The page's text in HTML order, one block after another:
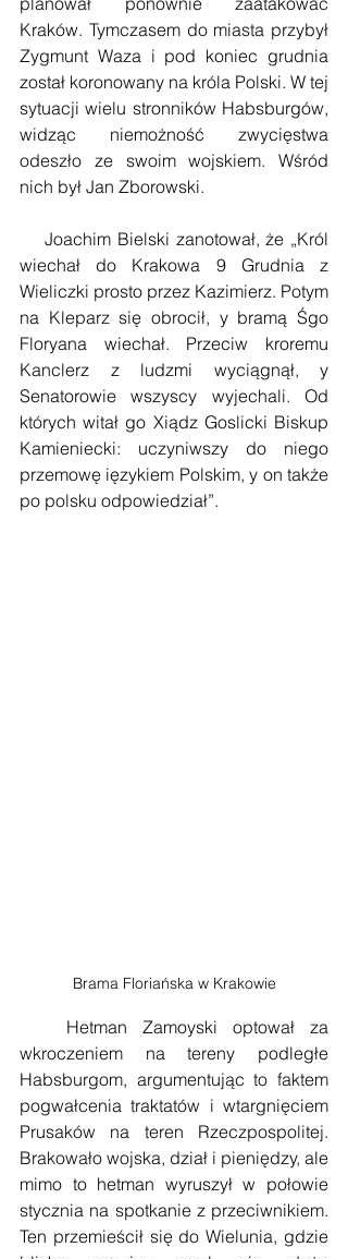
Kraków. Tymczasem do miasta przybył
Zygmunt Waza i pod koniec grudnia
został koronowany na króla Polski. W tej
sytuacji wielu stronników Habsburgów,
widząc niemożność zwycięstwa
odeszło ze swoim wojskiem. Wśród
nich był Jan Zborowski.
wiechał do Krakowa 9 Grudnia z
Wieliczki prosto przez Kazimierz. Potym
na Kleparz się obrocił, y bramą Śgo
Floryana wiechał. Przeciw kroremu
Kanclerz z ludzmi wyciągnął, y
Senatorowie wszyscy wyjechali. Od
których witał go Xiądz Goslicki Biskup
Kamieniecki: uczyniwszy do niego
przemowę ięzykiem Polskim, y on także
po polsku odpowiedział”.
Brama Floriańska w Krakowie
wkroczeniem na tereny podległe
Habsburgom, argumentując to faktem
pogwałcenia traktatów i wtargnięciem
Prusaków na teren Rzeczpospolitej.
Brakowało wojska, dział i pieniędzy, ale
mimo to hetman wyruszył w połowie
stycznia na spotkanie z przeciwnikiem.
Ten przemieścił się do Wielunia, gdzie